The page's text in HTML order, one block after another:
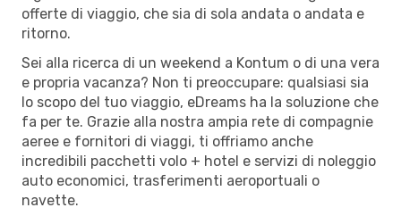
offerte di viaggio, che sia di sola andata o andata e
ritorno.
Sei alla ricerca di un weekend a Kontum o di una vera
e propria vacanza? Non ti preoccupare: qualsiasi sia
lo scopo del tuo viaggio, eDreams ha la soluzione che
fa per te. Grazie alla nostra ampia rete di compagnie
aeree e fornitori di viaggi, ti offriamo anche
incredibili pacchetti volo + hotel e servizi di noleggio
auto economici, trasferimenti aeroportuali o
navette.